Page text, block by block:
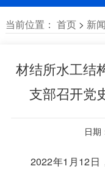
当前位置： 首页> 新
材结所水工结
支部召开党
日期
2022年1月12日